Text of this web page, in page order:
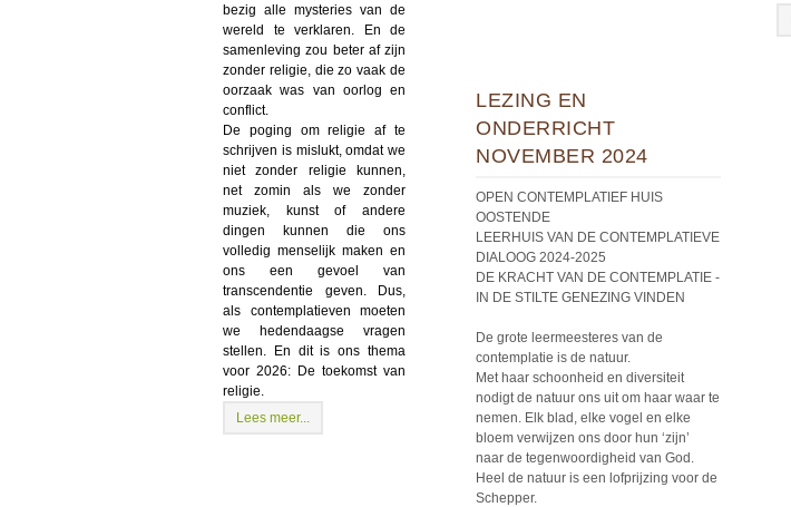
bezig alle mysteries van de
wereld te verklaren. En de
samenleving zou beter af zijn
zonder religie, die zo vaak de
oorzaak was van oorlog en
conflict.
De poging om religie af te
schrijven is mislukt, omdat we
niet zonder religie kunnen,
net zomin als we zonder
muziek, kunst of andere
dingen kunnen die ons
volledig menselijk maken en
ons een gevoel van
transcendentie geven. Dus,
als contemplatieven moeten
we hedendaagse vragen
stellen. En dit is ons thema
voor 2026: De toekomst van
religie.
Lees meer...
LEZING EN
ONDERRICHT
NOVEMBER 2024
OPEN CONTEMPLATIEF HUIS
OOSTENDE
LEERHUIS VAN DE CONTEMPLATIEVE
DIALOOG 2024-2025
DE KRACHT VAN DE CONTEMPLATIE -
IN DE STILTE GENEZING VINDEN
De grote leermeesteres van de
contemplatie is de natuur.
Met haar schoonheid en diversiteit
nodigt de natuur ons uit om haar waar te
nemen. Elk blad, elke vogel en elke
bloem verwijzen ons door hun ‘zijn’
naar de tegenwoordigheid van God.
Heel de natuur is een lofprijzing voor de
Schepper.